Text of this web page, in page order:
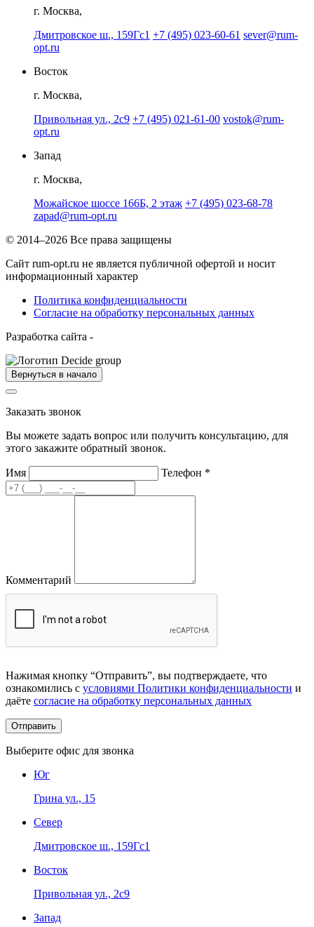
г. Москва,
Дмитровское ш., 159Гс1 +7 (495) 023-60-61 sever@rum-
opt.ru
Восток
г. Москва,
Привольная ул., 2с9 +7 (495) 021-61-00 vostok@rum-
opt.ru
Запад
г. Москва,
Можайское шоссе 166Б, 2 этаж +7 (495) 023-68-78
zapad@rum-opt.ru
© 2014–2026 Все права защищены
Сайт rum-opt.ru не является публичной офертой и носит
информационный характер
Политика конфиденциальности
Согласие на обработку персональных данных
Разработка сайта -
Вернуться в начало
Заказать звонок
Вы можете задать вопрос или получить консультацию, для
этого закажите обратный звонок.
Имя Телефон *
Комментарий
Нажимая кнопку “Отправить”, вы подтверждаете, что
ознакомились с условиями Политики конфиденциальности и
даёте согласие на обработку персональных данных
Выберите офис для звонка
Юг
Грина ул., 15
Север
Дмитровское ш., 159Гс1
Восток
Привольная ул., 2с9
Запад